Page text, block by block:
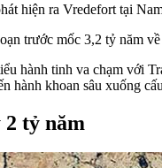
hiện ra Vredefort tại
trước mốc 3,2 tỷ năm
hành tinh va chạm với
hành khoan sâu xuống
2 tỷ năm